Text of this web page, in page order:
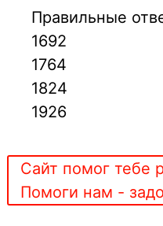
Правильные
1692
1764
1824
1926
Сайт помог тебе
Помоги нам -